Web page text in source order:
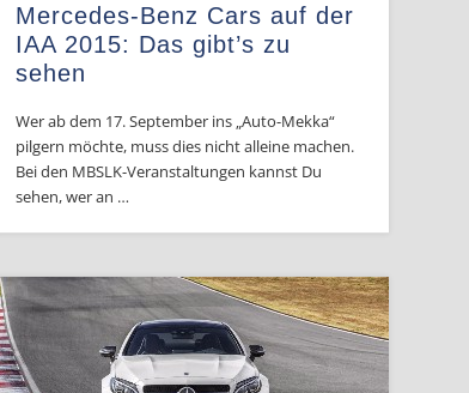
Mercedes-Benz Cars auf der
IAA 2015: Das gibt’s zu
sehen
Wer ab dem 17. September ins „Auto-Mekka“
pilgern möchte, muss dies nicht alleine machen.
Bei den MBSLK-Veranstaltungen kannst Du
sehen, wer an …